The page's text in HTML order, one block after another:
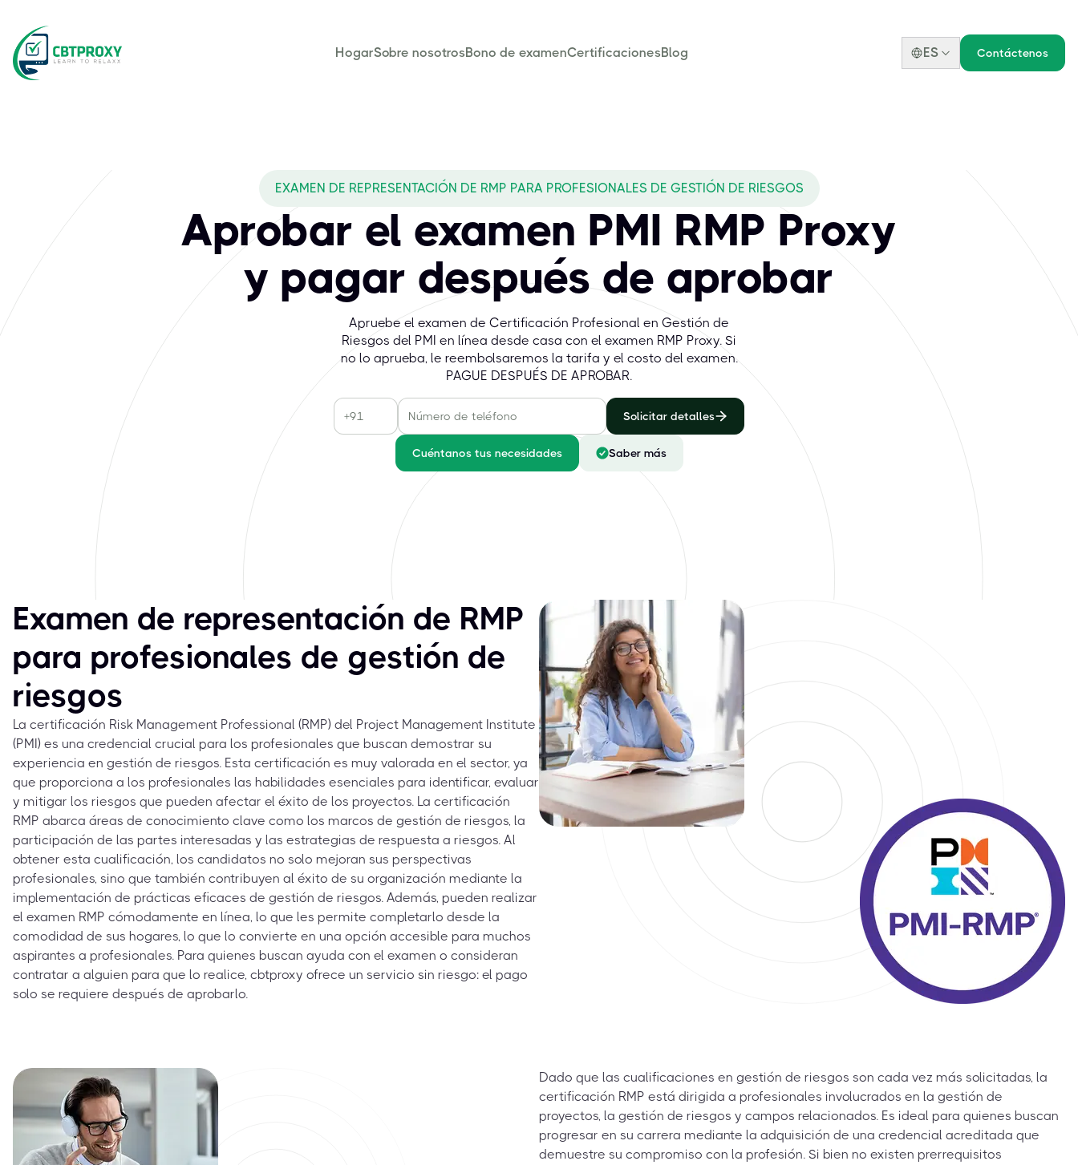
HogarSobre nosotrosBono de examenCertificacionesBlog ES Contáctenos
EXAMEN DE REPRESENTACIÓN DE RMP PARA PROFESIONALES DE GESTIÓN DE RIESGOS
Aprobar el examen PMI RMP Proxy
y pagar después de aprobar
Apruebe el examen de Certificación Profesional en Gestión de
Riesgos del PMI en línea desde casa con el examen RMP Proxy. Si
no lo aprueba, le reembolsaremos la tarifa y el costo del examen.
PAGUE DESPUÉS DE APROBAR.
Solicitar detalles
Cuéntanos tus necesidades Saber más
Examen de representación de RMP
para profesionales de gestión de
riesgos
La certificación Risk Management Professional (RMP) del Project Management Institute
(PMI) es una credencial crucial para los profesionales que buscan demostrar su
experiencia en gestión de riesgos. Esta certificación es muy valorada en el sector, ya
que proporciona a los profesionales las habilidades esenciales para identificar, evaluar
y mitigar los riesgos que pueden afectar el éxito de los proyectos. La certificación
RMP abarca áreas de conocimiento clave como los marcos de gestión de riesgos, la
participación de las partes interesadas y las estrategias de respuesta a riesgos. Al
obtener esta cualificación, los candidatos no solo mejoran sus perspectivas
profesionales, sino que también contribuyen al éxito de su organización mediante la
implementación de prácticas eficaces de gestión de riesgos. Además, pueden realizar
el examen RMP cómodamente en línea, lo que les permite completarlo desde la
comodidad de sus hogares, lo que lo convierte en una opción accesible para muchos
aspirantes a profesionales. Para quienes buscan ayuda con el examen o consideran
contratar a alguien para que lo realice, cbtproxy ofrece un servicio sin riesgo: el pago
solo se requiere después de aprobarlo.
Dado que las cualificaciones en gestión de riesgos son cada vez más solicitadas, la
certificación RMP está dirigida a profesionales involucrados en la gestión de
proyectos, la gestión de riesgos y campos relacionados. Es ideal para quienes buscan
progresar en su carrera mediante la adquisición de una credencial acreditada que
demuestre su compromiso con la profesión. Si bien no existen prerrequisitos